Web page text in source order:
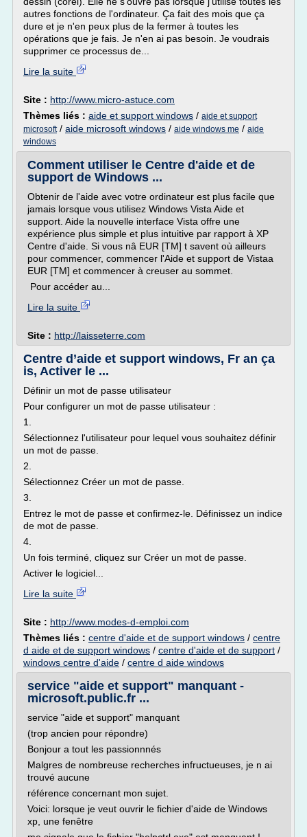
autres fonctions de l'ordinateur. Ça fait des mois que ça
dure et je n'en peux plus de la fermer à toutes les
opérations que je fais. Je n'en ai pas besoin. Je voudrais
supprimer ce processus de...
Lire la suite
Site : http://www.micro-astuce.com
Thèmes liés : aide et support windows / aide et support
microsoft/ aide microsoft windows / aide windows me / aide
windows
Comment utiliser le Centre d'aide et de
support de Windows ...
Obtenir de l'aide avec votre ordinateur est plus facile que
jamais lorsque vous utilisez Windows Vista Aide et
support. Aide la nouvelle interface Vista offre une
expérience plus simple et plus intuitive par rapport à XP
Centre d'aide. Si vous nâ EUR [TM] t savent où ailleurs
pour commencer, commencer l'Aide et support de Vistaa
EUR [TM] et commencer à creuser au sommet.
Pour accéder au...
Lire la suite
Site : http://laisseterre.com
Centre d’aide et support windows, Fr an ça
is, Activer le ...
Définir un mot de passe utilisateur
Pour configurer un mot de passe utilisateur :
1.
Sélectionnez l'utilisateur pour lequel vous souhaitez définir
un mot de passe.
2.
Sélectionnez Créer un mot de passe.
3.
Entrez le mot de passe et confirmez-le. Définissez un indice
de mot de passe.
4.
Un fois terminé, cliquez sur Créer un mot de passe.
Activer le logiciel...
Lire la suite
Site : http://www.modes-d-emploi.com
Thèmes liés : centre d'aide et de support windows / centre
d aide et de support windows / centre d'aide et de support /
windows centre d'aide / centre d aide windows
service "aide et support" manquant -
microsoft.public.fr ...
service "aide et support" manquant
(trop ancien pour répondre)
Bonjour a tout les passionnnés
Malgres de nombreuse recherches infructueuses, je n ai
trouvé aucune
référence concernant mon sujet.
Voici: lorsque je veut ouvrir le fichier d'aide de Windows
xp, une fenêtre